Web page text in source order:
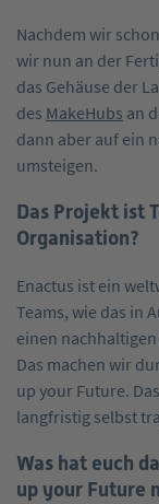
Nachdem wir
wir nun an der
das Gehäuse der
des MakeHubs an
dann aber auf ein
umsteigen.
Das Projekt ist
Organisation?
Enactus ist ein
Teams, wie das in
einen
Das machen wir
up your Future.
langfristig selbst
Was hat euch
up your Future